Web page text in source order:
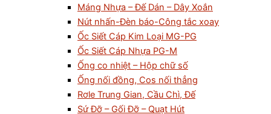
Máng Nhựa – Đế Dán – Dây Xoắn
Nút nhấn-Đèn báo-Công tắc xoay
Ốc Siết Cáp Kim Loại MG-PG
Ốc Siết Cáp Nhựa PG-M
Ống co nhiệt – Hộp chữ số
Ống nối đồng, Cos nối thẳng
Rơle Trung Gian, Cầu Chì, Đế
Sứ Đỡ – Gối Đỡ – Quạt Hút